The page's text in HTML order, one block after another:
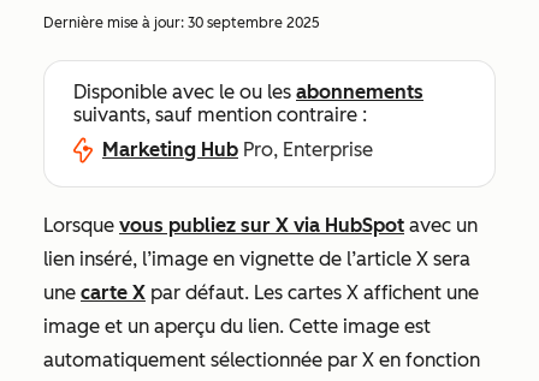
Dernière mise à jour: 30 septembre 2025
Disponible avec le ou les abonnements
suivants, sauf mention contraire :
Marketing Hub Pro, Enterprise
Lorsque vous publiez sur X via HubSpot avec un
lien inséré, l’image en vignette de l’article X sera
une carte X par défaut. Les cartes X affichent une
image et un aperçu du lien. Cette image est
automatiquement sélectionnée par X en fonction